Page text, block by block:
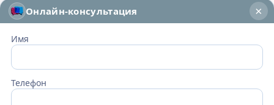
Упаковка
Онлайн-консультация ×
Имя
Телефон